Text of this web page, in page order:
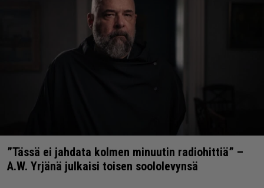
”Tässä ei jahdata kolmen minuutin radiohittiä” –
A.W. Yrjänä julkaisi toisen soololevynsä